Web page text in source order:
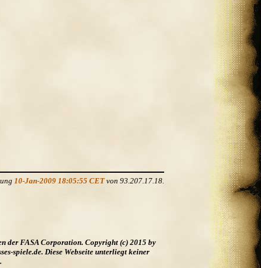
10-Jan-2009 18:05:55 CETvon 93.207.17.18.
der FASA Corporation. Copyright (c) 2015 by
spiele.de. Diese Webseite unterliegt keiner